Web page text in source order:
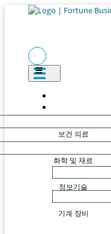
보건 의료
화학 및 재료
정보기술
기계 장비